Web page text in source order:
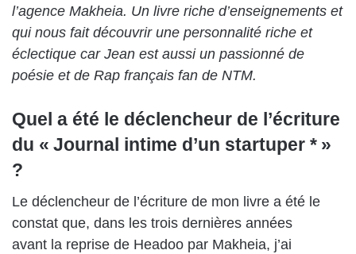
l’agence Makheia. Un livre riche d’enseignements et
qui nous fait découvrir une personnalité riche et
éclectique car Jean est aussi un passionné de
poésie et de Rap français fan de NTM.
Quel a été le déclencheur de l’écriture
du « Journal intime d’un startuper * »
?
Le déclencheur de l’écriture de mon livre a été le
constat que, dans les trois dernières années
avant la reprise de Headoo par Makheia, j’ai